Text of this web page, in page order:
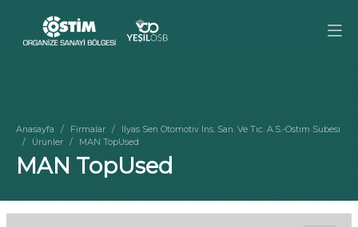
Anasayfa Firmalar
Ilyas Sen Otomotıv Ins. San. Ve Tıc. A.S.-Ostım Subesı
Ürünler
MAN TopUsed
MAN TopUsed